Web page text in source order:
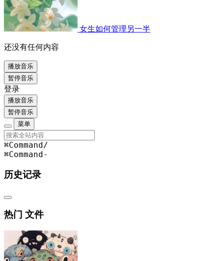
女生如何管理另一半
还没有任何内容
播放音乐
暂停音乐
登录
播放音乐
暂停音乐
菜单
⌘Command /
⌘Command -
历史记录
热门 文件